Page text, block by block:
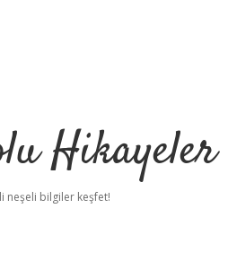
Hikayeler
neşeli bilgiler keşfet!